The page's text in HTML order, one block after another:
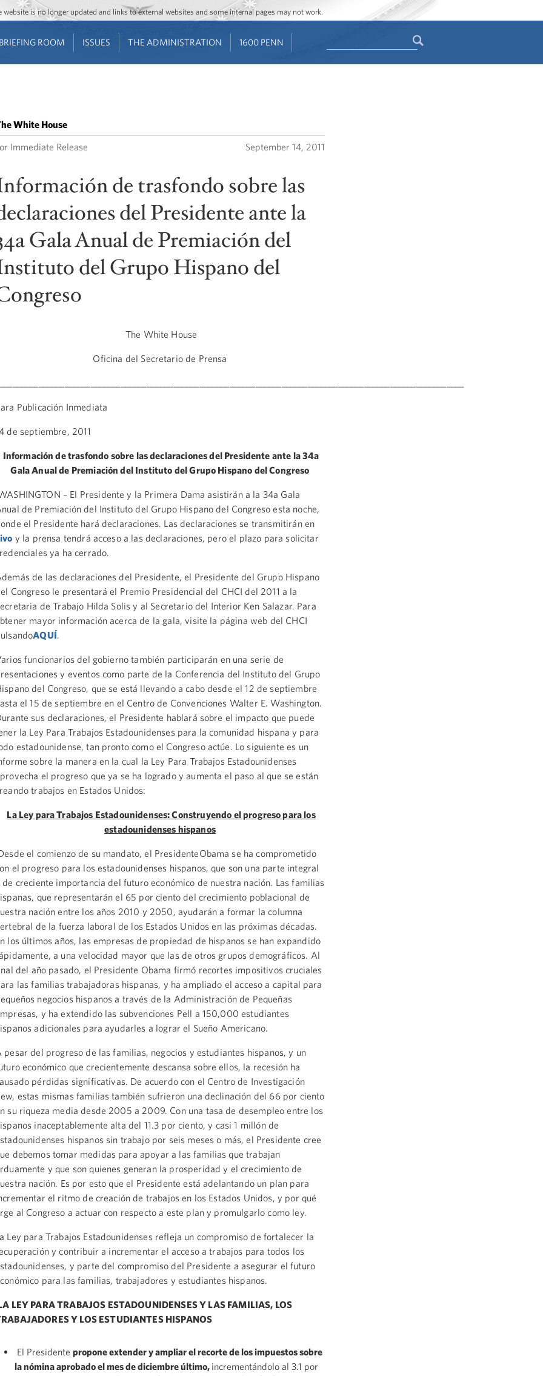
Jump to main content
Jump to navigation
is no longer updated and links to external websites and some internal pages may not work.
BRIEFING ROOM ISSUES THE ADMINISTRATION 1600 PENN
White House
Immediate Release September 14, 2011
de trasfondo sobre las
del Presidente ante la
Gala Anual de Premiación del
del Grupo Hispano del
The White House
Oficina del Secretario de Prensa
Publicación Inmediata
de septiembre, 2011
Informaciónde trasfondo sobre las declaraciones del Presidente ante la 34a
Gala Anual de Premiación del Instituto del Grupo Hispano del Congreso
– El Presidente y la Primera Dama asistirán a la 34a Gala
de Premiación del Instituto del Grupo Hispano del Congreso esta noche,
el Presidente hará declaraciones. Las declaraciones se transmitirán en
y la prensa tendrá acceso a las declaraciones, pero el plazo para solicitar
ya ha cerrado.
de las declaraciones del Presidente, el Presidente del Grupo Hispano
Congreso le presentará el Premio Presidencial del CHCI del 2011 a la
de Trabajo Hilda Solis y al Secretario del Interior Ken Salazar. Para
mayor información acerca de la gala, visite la página web del CHCI
AQUÍ.
funcionarios del gobierno también participarán en una serie de
y eventos como parte de la Conferencia del Instituto del Grupo
del Congreso, que se está llevando a cabo desde el 12 de septiembre
el 15 de septiembre en el Centro de Convenciones Walter E. Washington.
sus declaraciones, el Presidente hablará sobre el impacto que puede
la Ley Para Trabajos Estadounidenses para la comunidad hispana y para
estadounidense, tan pronto como el Congreso actúe. Lo siguiente es un
sobre la manera en la cual la Ley Para Trabajos Estadounidenses
el progreso que ya se ha logrado y aumenta el paso al que se están
trabajos en Estados Unidos:
La Ley para Trabajos Estadounidenses: Construyendo el progreso para los
estadounidenses hispanos
el comienzo de su mandato, el PresidenteObama se ha comprometido
el progreso para los estadounidenses hispanos, que son una parte integral
de creciente importancia del futuro económico de nuestra nación. Las familias
que representarán el 65 por ciento del crecimiento poblacional de
nación entre los años 2010 y 2050, ayudarán a formar la columna
de la fuerza laboral de los Estados Unidos en las próximas décadas.
los últimos años, las empresas de propiedad de hispanos se han expandido
a una velocidad mayor que las de otros grupos demográficos. Al
del año pasado, el Presidente Obama firmó recortes impositivos cruciales
las familias trabajadoras hispanas, y ha ampliado el acceso a capital para
negocios hispanos a través de la Administración de Pequeñas
y ha extendido las subvenciones Pell a 150,000 estudiantes
adicionales para ayudarles a lograr el Sueño Americano.
pesar del progreso de las familias, negocios y estudiantes hispanos, y un
económico que crecientemente descansa sobre ellos, la recesión ha
pérdidas significativas. De acuerdo con el Centro de Investigación
estas mismas familias también sufrieron una declinación del 66 por ciento
su riqueza media desde 2005 a 2009. Con una tasa de desempleo entre los
inaceptablemente alta del 11.3 por ciento, y casi 1 millón de
hispanos sin trabajo por seis meses o más, el Presidente cree
debemos tomar medidas para apoyar a las familias que trabajan
y que son quienes generan la prosperidad y el crecimiento de
nación. Es por esto que el Presidente está adelantando un plan para
el ritmo de creación de trabajos en los Estados Unidos, y por qué
al Congreso a actuar con respecto a este plan y promulgarlo como ley.
Ley para Trabajos Estadounidenses refleja un compromiso de fortalecer la
y contribuir a incrementar el acceso a trabajos para todos los
y parte del compromiso del Presidente a asegurar el futuro
para las familias, trabajadores y estudiantes hispanos.
LEY PARA TRABAJOS ESTADOUNIDENSES Y LAS FAMILIAS, LOS
Y LOS ESTUDIANTES HISPANOS
El Presidente propone extender y ampliar el recorte de los impuestos sobre
la nómina aprobado el mes de diciembre último, incrementándolo al 3.1 por